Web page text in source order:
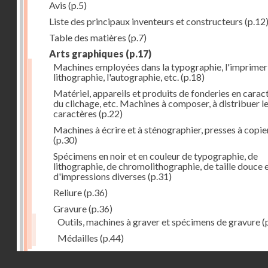
Avis (p.5)
Liste des principaux inventeurs et constructeurs (p.12)
Table des matières (p.7)
Arts graphiques (p.17)
Machines employées dans la typographie,
lithographie, l'autographie, etc. (p.18)
Matériel, appareils et produits de fonderies en
du clichage, etc. Machines à composer, à distribuer
caractères (p.22)
Machines à écrire et à sténographier, presses à
(p.30)
Spécimens en noir et en couleur de typographie, de
lithographie, de chromolithographie, de taille douce
d'impressions diverses (p.31)
Reliure(p.36)
Gravure(p.36)
Outils, machines à graver et spécimens de gravure
Médailles (p.44)